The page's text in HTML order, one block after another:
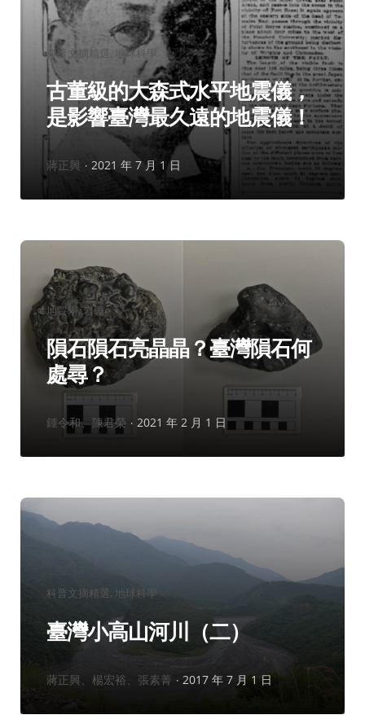
分
類：
科普文摘精選 地球科學
古董級的大森式水平地震儀，
是影響臺灣最久遠的地震儀！
作
者：
蔣正興 2021 年 7 月 1 日
分
類：
地質學 岩礦
隕石隕石亮晶晶？臺灣隕石何
處尋？
作
鍾令和、陳君榮 2021 年 2 月 1 日
分
類：
科普文摘精選 地球科學
臺灣小高山河川（二）
作
蔣正興、楊宏裕、張素菁 2017 年 7 月 1 日